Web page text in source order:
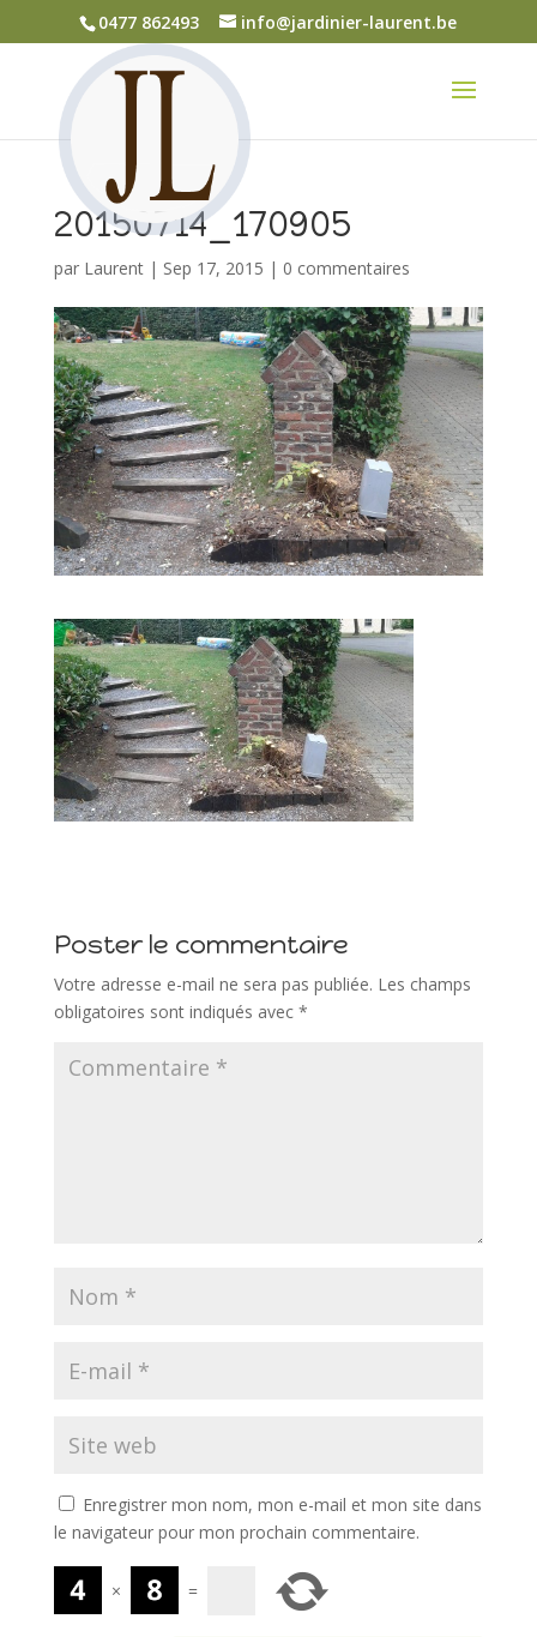
0477 862493 info@jardinier-laurent.be
20150714_170905
par Laurent| Sep 17, 2015 | 0 commentaires
Poster le commentaire
Votre adresse e-mail ne sera pas publiée. Les champs
obligatoires sont indiqués avec *
Enregistrer mon nom, mon e-mail et mon site dans
le navigateur pour mon prochain commentaire.
× =